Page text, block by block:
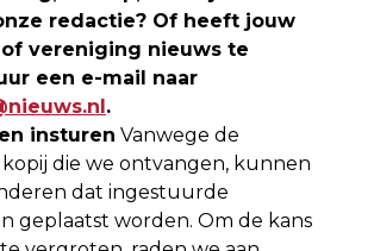
redactie? Of heeft jouw
vereniging nieuws te
een e-mail naar
.
insturen Vanwege de
die we ontvangen, kunnen
dat ingestuurde
geplaatst worden. Om de kans